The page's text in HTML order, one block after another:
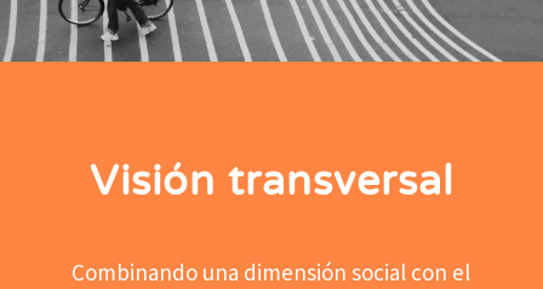
Visión transversal
Combinando una dimensión social con el